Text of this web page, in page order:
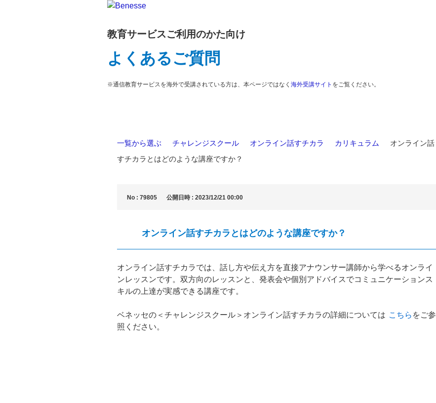
教育サービスご利用のかた向け
よくあるご質問
※通信教育サービスを海外で受講されている方は、本ページではなく 海外受講サイト をご覧ください。
一覧から選ぶ チャレンジスクール オンライン話すチカラ カリキュラム
オンライン話
すチカラとはどのような講座ですか？
No : 79805 公開日時 : 2023/12/21 00:00
オンライン話すチカラとはどのような講座ですか？
オンライン話すチカラでは、話し方や伝え方を直接アナウンサー講師から学べるオンライ
ンレッスンです。双方向のレッスンと、発表会や個別アドバイスでコミュニケーションス
キルの上達が実感できる講座です。
ベネッセの＜チャレンジスクール＞オンライン話すチカラの詳細については こちら をご参
照ください。